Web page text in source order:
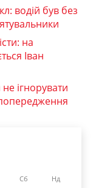
водій був без
на
Іван
ігнорувати
Сб Нд